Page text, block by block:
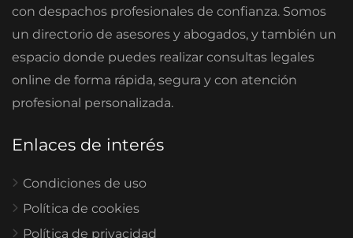
con despachos profesionales de confianza. Somos
un directorio de asesores y abogados, y también un
espacio donde puedes realizar consultas legales
online de forma rápida, segura y con atención
profesional personalizada.
Enlaces de interés
Condiciones de uso
Política de cookies
Política de privacidad